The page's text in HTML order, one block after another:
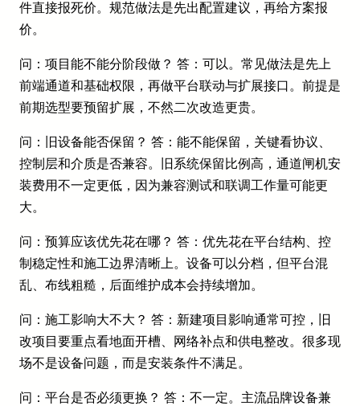
件直接报死价。规范做法是先出配置建议，再给方案报
价。
问：项目能不能分阶段做？ 答：可以。常见做法是先上
前端通道和基础权限，再做平台联动与扩展接口。前提是
前期选型要预留扩展，不然二次改造更贵。
问：旧设备能否保留？ 答：能不能保留，关键看协议、
控制层和介质是否兼容。旧系统保留比例高，通道闸机安
装费用不一定更低，因为兼容测试和联调工作量可能更
大。
问：预算应该优先花在哪？ 答：优先花在平台结构、控
制稳定性和施工边界清晰上。设备可以分档，但平台混
乱、布线粗糙，后面维护成本会持续增加。
问：施工影响大不大？ 答：新建项目影响通常可控，旧
改项目要重点看地面开槽、网络补点和供电整改。很多现
场不是设备问题，而是安装条件不满足。
问：平台是否必须更换？ 答：不一定。主流品牌设备兼